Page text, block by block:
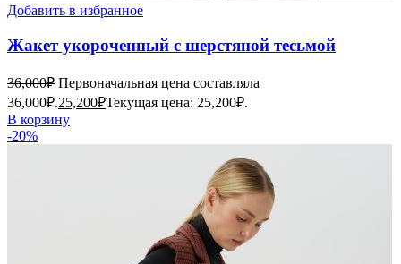
Добавить в избранное
Жакет укороченный с шерстяной тесьмой
36,000₽ Первоначальная цена составляла
36,000₽.25,200₽Текущая цена: 25,200₽.
В корзину
-20%